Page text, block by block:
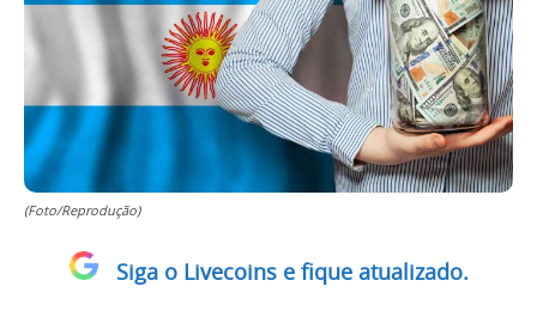
(Foto/Reprodução)
Siga o Livecoins e fique atualizado.